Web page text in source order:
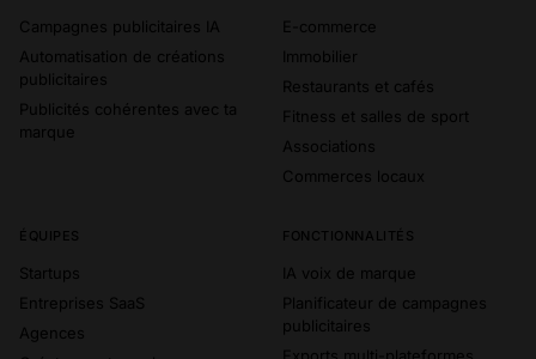
Campagnes publicitaires IA
Automatisation de créations
publicitaires
Publicités cohérentes avec ta
marque
E-commerce
Immobilier
Restaurants et cafés
Fitness et salles de sport
Associations
Commerces locaux
ÉQUIPES
Startups
Entreprises SaaS
Agences
FONCTIONNALITÉS
IA voix de marque
Planificateur de campagnes
publicitaires